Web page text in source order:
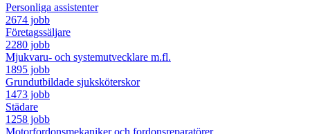
Personliga assistenter
2674 jobb
Företagssäljare
2280 jobb
Mjukvaru- och systemutvecklare m.fl.
1895 jobb
Grundutbildade sjuksköterskor
1473 jobb
Städare
1258 jobb
Motorfordonsmekaniker och fordonsreparatörer